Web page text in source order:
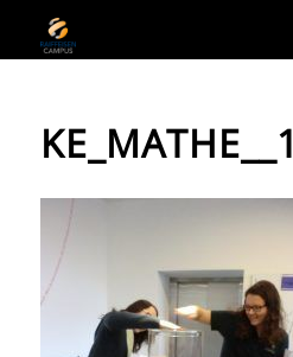
KE_MATHE__1_